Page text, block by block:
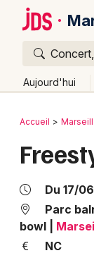
Aujourd'hui
Publier
Grands
Activité &
Bordeaux
Lille
Lyon
Retour
Accueil
Du 17/
Parc
bowl
NC
Quoi ?
Où ?
Provence-
Quand ?
Aujourd'hui